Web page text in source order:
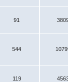
91
544
119